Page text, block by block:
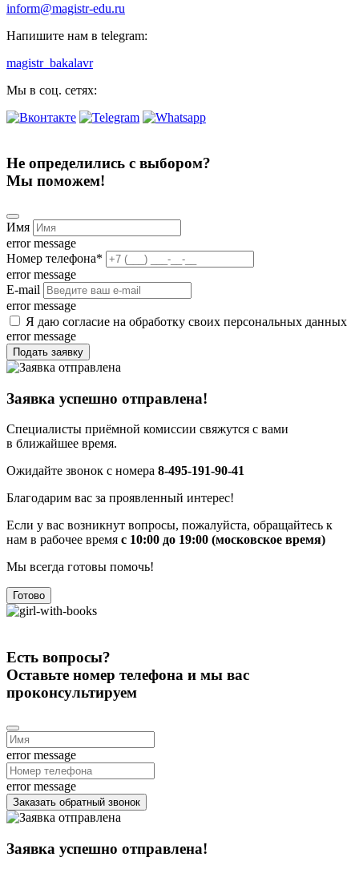
inform@magistr-edu.ru
Напишите нам в telegram:
magistr_bakalavr
Мы в соц. сетях:
Не определились с выбором?
Мы поможем!
Имя
error message
Номер телефона*
error message
E-mail
error message
Я даю согласие на обработку своих персональных данных
error message
Подать заявку
Заявка успешно отправлена!
Специалисты приёмной комиссии свяжутся с вами
в ближайшее время.
Ожидайте звонок с номера 8-495-191-90-41
Благодарим вас за проявленный интерес!
Если у вас возникнут вопросы, пожалуйста, обращайтесь к
нам в рабочее время с 10:00 до 19:00 (московское время)
Мы всегда готовы помочь!
Готово
Есть вопросы?
Оставьте номер телефона и мы вас
проконсультируем
error message
error message
Заказать обратный звонок
Заявка успешно отправлена!